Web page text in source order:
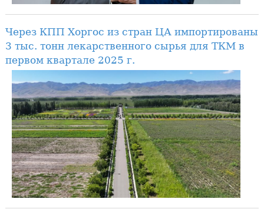
Через КПП Хоргос из стран ЦА импортированы
3 тыс. тонн лекарственного сырья для ТКМ в
первом квартале 2025 г.